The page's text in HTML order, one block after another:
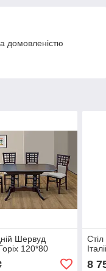
домовленістю
Шервуд
120*80
8